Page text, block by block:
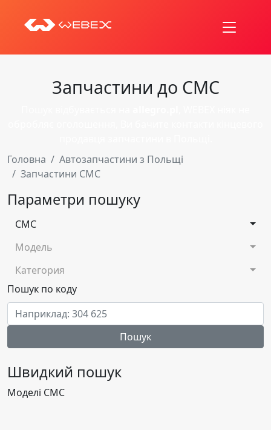
Запчастини до CMC
Головна
Автозапчастини з Польщі
Запчастини CMC
Параметри пошуку
CMC
Модель
Категория
Пошук по коду
Пошук
Швидкий пошук
Моделі CMC